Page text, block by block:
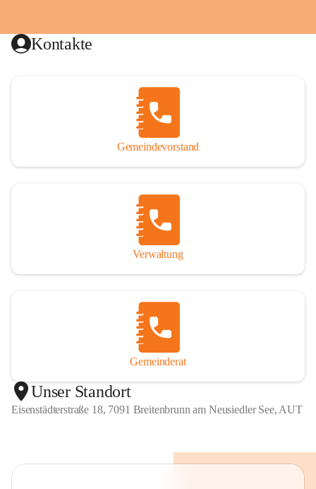
Kontakte
Gemeindevorstand
Verwaltung
Gemeinderat
Unser Standort
Eisenstädterstraße 18, 7091 Breitenbrunn am Neusiedler See, AUT